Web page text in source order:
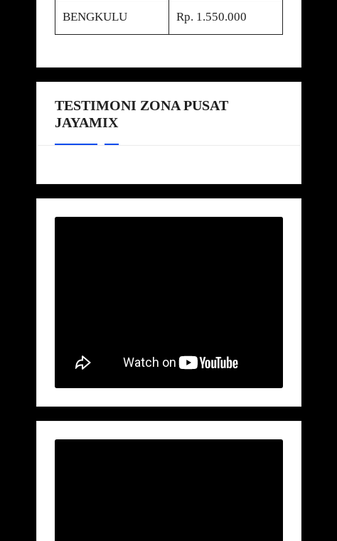
BENGKULU Rp. 1.550.000
TESTIMONI ZONA PUSAT
JAYAMIX